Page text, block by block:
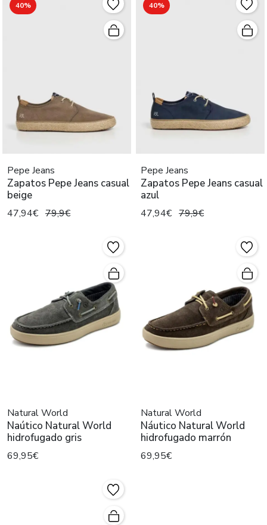
40%
Pepe Jeans
Zapatos Pepe Jeans casual
beige
47,94€ 79,9€
40%
Pepe Jeans
Zapatos Pepe Jeans casual
azul
47,94€ 79,9€
Natural World
Naútico Natural World
hidrofugado gris
69,95€
Natural World
Náutico Natural World
hidrofugado marrón
69,95€